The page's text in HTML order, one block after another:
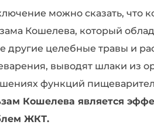
можно сказать, что
Кошелева, который
другие целебные травы и
выводят шлаки из
функций
Кошелева является
ЖКТ.